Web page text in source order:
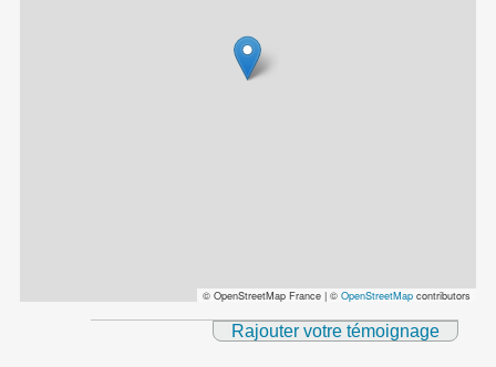
© OpenStreetMap France | © OpenStreetMapcontributors
Rajouter votre témoignage